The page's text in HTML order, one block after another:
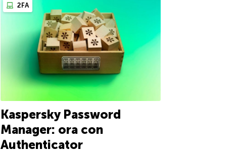
2FA
Kaspersky Password
Manager: ora con
Authenticator